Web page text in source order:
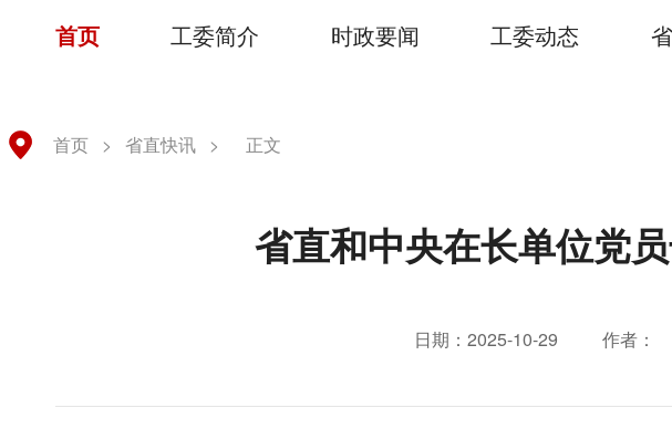
首页 工委简介 时政要闻 工委动态
首页 > 省直快讯 > 正文
省直和中央在长单位党
日期：2025-10-29 作者：